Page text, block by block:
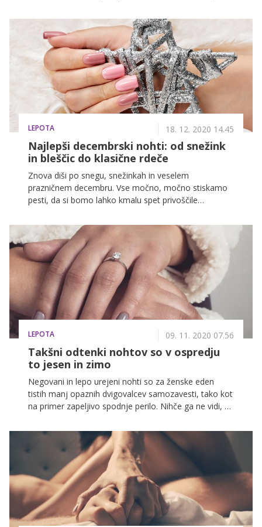
Tamara Cvelbar.
LEPOTA 18. 12. 2020 14.45
Najlepši decembrski nohti: od snežink
in bleščic do klasične rdeče
Znova diši po snegu, snežinkah in veselem
prazničnem decembru. Vse močno, močno stiskamo
pesti, da si bomo lahko kmalu spet privoščile
lahko preverite, kakšne barve, poslikave in trende
prinaša zima 2020. Sanjarite, izbirajte, upajte in si
vmes morda tudi doma skušajte pričarati zimsko
pravljico na nohtih.
LEPOTA 09. 11. 2020 07.56
Takšni odtenki nohtov so v ospredju
to jesen in zimo
Negovani in lepo urejeni nohti so za ženske eden
tistih manj opaznih dvigovalcev samozavesti, tako kot
na primer zapeljivo spodnje perilo. Nihče ga ne vidi, a
počutimo bolj samozavestno. In tako je tudi z nohti.
Ne glede na to, ali rade eksperimentirate z različnimi
barvami lakov za nohte ali prisegate na 'nude' odtenke
oziroma na naraven videz nohtov, vsem mora biti
skupno to, da so urejeni in negovani. O tem, kakšni so
trenutno lepotni trendi manikur in kako bi morale za
nohte in obnohtno kožico skrbeti v hladnejši polovici
leta, smo se pogovarjali s strokovnjakinjo za nohte